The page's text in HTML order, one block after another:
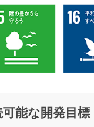
能な開発目